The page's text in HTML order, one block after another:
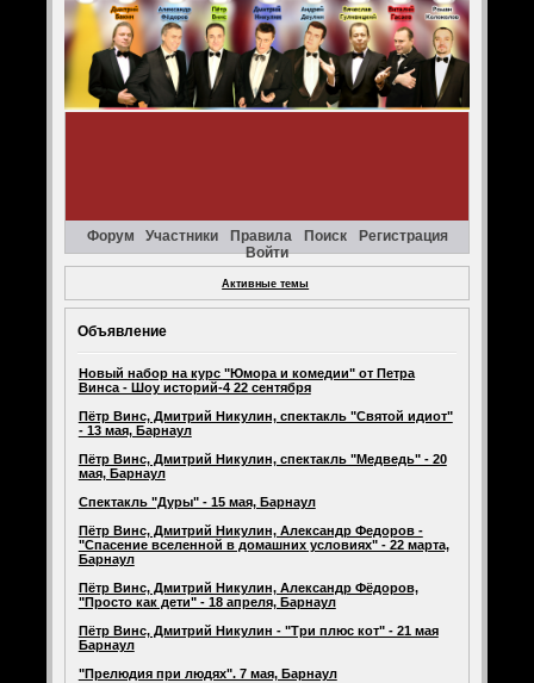
Форум Участники Правила Поиск
Регистрация
Войти
Активные темы
Объявление
Новый набор на курс "Юмора и комедии" от Петра
Винса - Шоу историй-4 22 сентября
Пётр Винс, Дмитрий Никулин, спектакль "Святой идиот"
- 13 мая, Барнаул
Пётр Винс, Дмитрий Никулин, спектакль "Медведь" - 20
мая, Барнаул
Спектакль "Дуры" - 15 мая, Барнаул
Пётр Винс, Дмитрий Никулин, Александр Федоров -
"Спасение вселенной в домашних условиях" - 22 марта,
Барнаул
Пётр Винс, Дмитрий Никулин, Александр Фёдоров,
"Просто как дети" - 18 апреля, Барнаул
Пётр Винс, Дмитрий Никулин - "Три плюс кот" - 21 мая
Барнаул
"Прелюдия при людях". 7 мая, Барнаул